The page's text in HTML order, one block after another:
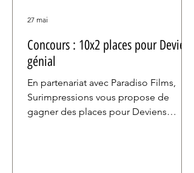
Concours : 10x2 places pour Deviens
génial
En partenariat avec Paradiso Films,
Surimpressions vous propose de
gagner des places pour Deviens
27 mai